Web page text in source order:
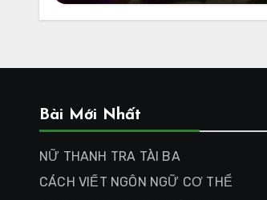
Bài Mới Nhất
NỮ THANH TRA TÀI BA
CÁCH VIẾT NGÔN NGỮ CƠ THỂ